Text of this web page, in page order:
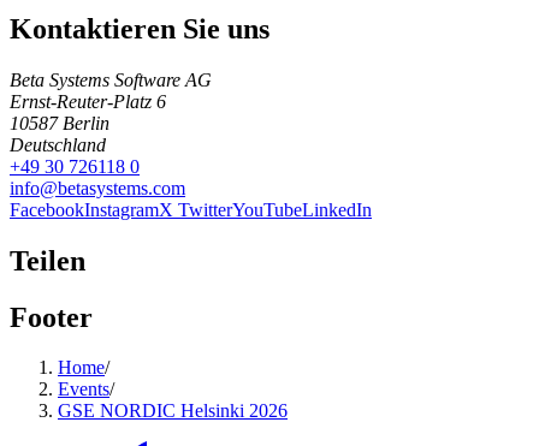
Kontaktieren Sie uns
Beta Systems Software AG
Ernst-Reuter-Platz 6
10587 Berlin
Deutschland
+49 30 726118 0
info@betasystems.com
FacebookInstagramX TwitterYouTubeLinkedIn
Teilen
Footer
Home/
Events/
GSE NORDIC Helsinki 2026